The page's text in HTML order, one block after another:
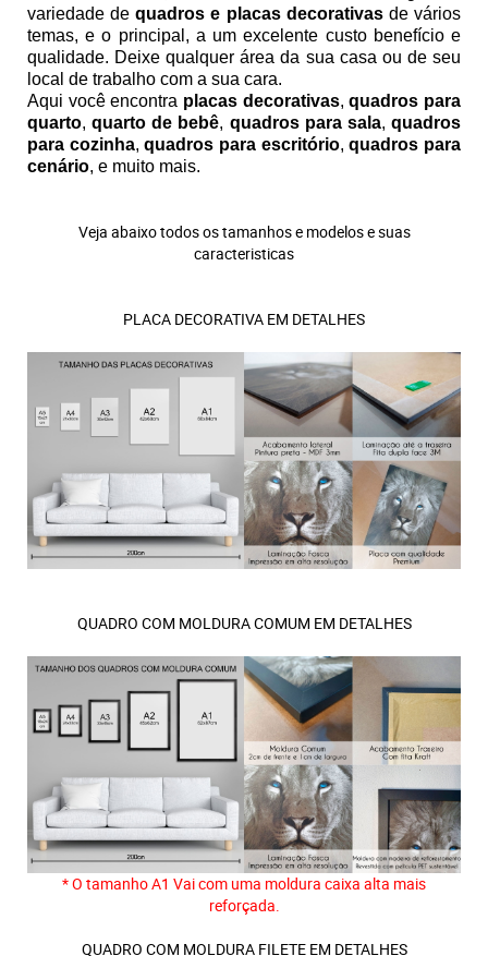
variedade de quadros e placas decorativasde vários
temas, e o principal, a um excelente custo benefício e
qualidade. Deixe qualquer área da sua casa ou de seu
local de trabalho com a sua cara.
Aqui você encontra placas decorativas,quadros para
quarto,quarto de bebê, quadros para sala, quadros
para cozinha, quadros para escritório,quadros para
cenário, e muito mais.
Veja abaixo todos os tamanhos e modelos e suas
caracteristicas
PLACA DECORATIVA EM DETALHES
QUADRO COM MOLDURA COMUM EM DETALHES
* O tamanho A1 Vai com uma moldura caixa alta mais
reforçada.
QUADRO COM MOLDURA FILETE EM DETALHES